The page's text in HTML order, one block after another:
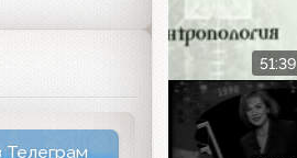
Телеграм
51:39